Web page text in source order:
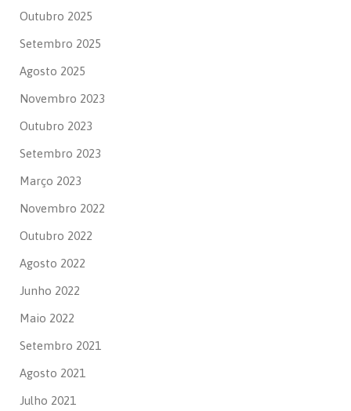
Outubro 2025
Setembro 2025
Agosto 2025
Novembro 2023
Outubro 2023
Setembro 2023
Março 2023
Novembro 2022
Outubro 2022
Agosto 2022
Junho 2022
Maio 2022
Setembro 2021
Agosto 2021
Julho 2021